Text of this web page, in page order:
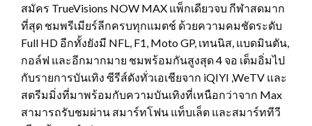
สมัคร TrueVisions NOW MAX แพ็กเดียวจบ กีฬาสดมาก
ที่สุด ชมพรีเมียร์ลีกครบทุกแมตช์ ด้วยความคมชัดระดับ
Full HD อีกทั้งยังมี NFL, F1, Moto GP, เทนนิส, แบดมินตัน,
กอล์ฟ และอีกมากมาย ชมพร้อมกันสูงสุด 4 จอ เต็มอิ่มไป
กับรายการบันเทิง ซีรีส์ดังทั่วเอเชียจาก iQIYI ,WeTV และ
สตรีมมิ่งที่มาพร้อมกับความบันเทิงที่เหนือกว่าจาก Max
สามารถรับชมผ่าน สมาร์ทโฟน แท็บเล็ต และสมาร์ททีวี